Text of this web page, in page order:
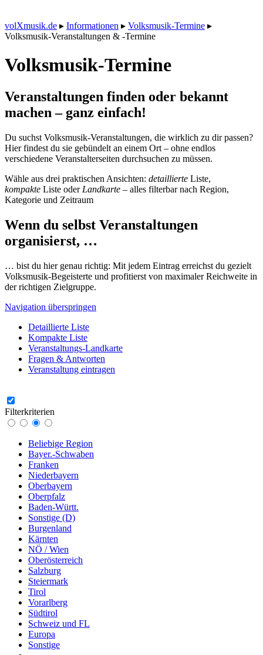
volXmusik.de ▸ Informationen ▸ Volksmusik-Termine ▸
Volksmusik-Veranstaltungen & -Termine
Volksmusik-Termine
Veranstaltungen finden oder bekannt
machen – ganz einfach!
Du suchst Volksmusik-Veranstaltungen, die wirklich zu dir passen?
Hier findest du sie gebündelt an einem Ort – ohne endlos
verschiedene Veranstalterseiten durchsuchen zu müssen.
Wähle aus drei praktischen Ansichten: detaillierte Liste,
kompakte Liste oder Landkarte – alles filterbar nach Region,
Kategorie und Zeitraum
Wenn du selbst Veranstaltungen
organisierst, …
… bist du hier genau richtig: Mit jedem Eintrag erreichst du gezielt
Volksmusik-Begeisterte und profitierst von maximaler Reichweite in
der richtigen Zielgruppe.
Navigation überspringen
Detaillierte Liste
Kompakte Liste
Veranstaltungs-Landkarte
Fragen & Antworten
Veranstaltung eintragen
Filterkriterien
Beliebige Region
Bayer.-Schwaben
Franken
Niederbayern
Oberbayern
Oberpfalz
Baden-Württ.
Sonstige (D)
Burgenland
Kärnten
NÖ / Wien
Oberösterreich
Salzburg
Steiermark
Tirol
Vorarlberg
Südtirol
Schweiz und FL
Europa
Sonstige